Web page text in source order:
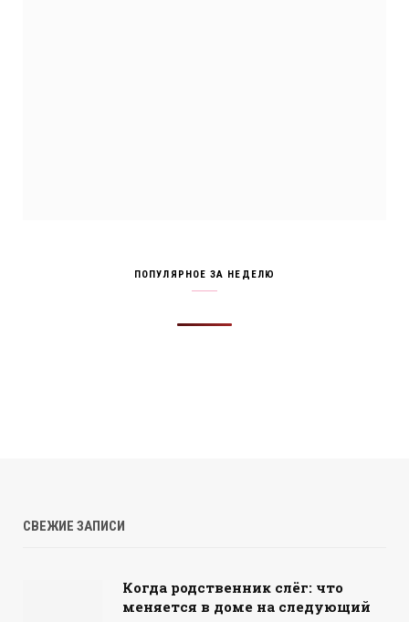
ПОПУЛЯРНОЕ ЗА НЕДЕЛЮ
СВЕЖИЕ ЗАПИСИ
Когда родственник слёг: что
меняется в доме на следующий